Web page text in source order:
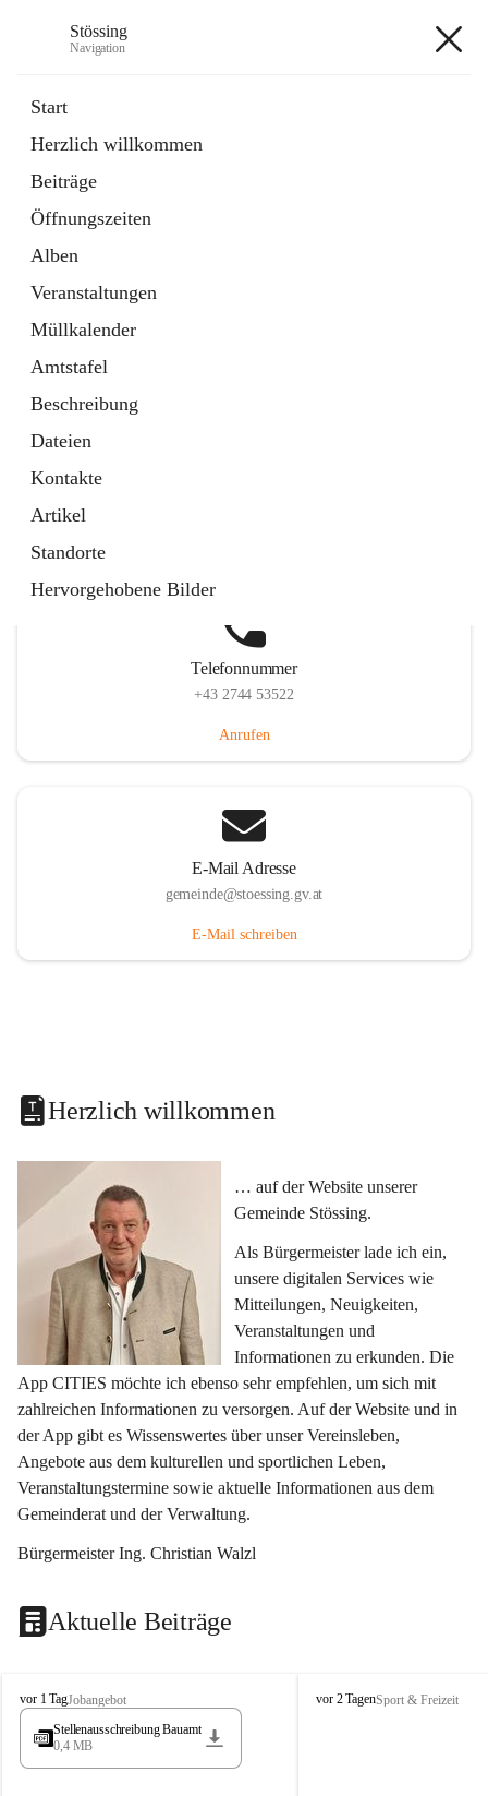
Stössing
Navigation
Start
Herzlich willkommen
Beiträge
Öffnungszeiten
Alben
Veranstaltungen
Müllkalender
Amtstafel
Beschreibung
Dateien
Kontakte
Artikel
Standorte
Hervorgehobene Bilder
Datei
in
Tab
Kindergarten
öffnet
in
neuem
Tab
Telefonnummer
+43 2744 53522
Anrufen
E-Mail Adresse
gemeinde@stoessing.gv.at
E-Mail schreiben
Herzlich willkommen
… auf der Website unserer
Gemeinde Stössing.
Als Bürgermeister lade ich ein,
unsere digitalen Services wie
Mitteilungen, Neuigkeiten,
Veranstaltungen und
Informationen zu erkunden. Die
App CITIES möchte ich ebenso sehr empfehlen, um sich mit
zahlreichen Informationen zu versorgen. Auf der Website und in
der App gibt es Wissenswertes über unser Vereinsleben,
Angebote aus dem kulturellen und sportlichen Leben,
Veranstaltungstermine sowie aktuelle Informationen aus dem
Gemeinderat und der Verwaltung.
Bürgermeister Ing. Christian Walzl
Aktuelle Beiträge
S
t
s
vor 1 TagJobangebot
Stellenausschreibung Bauamt
0,4 MB
S
vor 2 TagenSport & Freizeit